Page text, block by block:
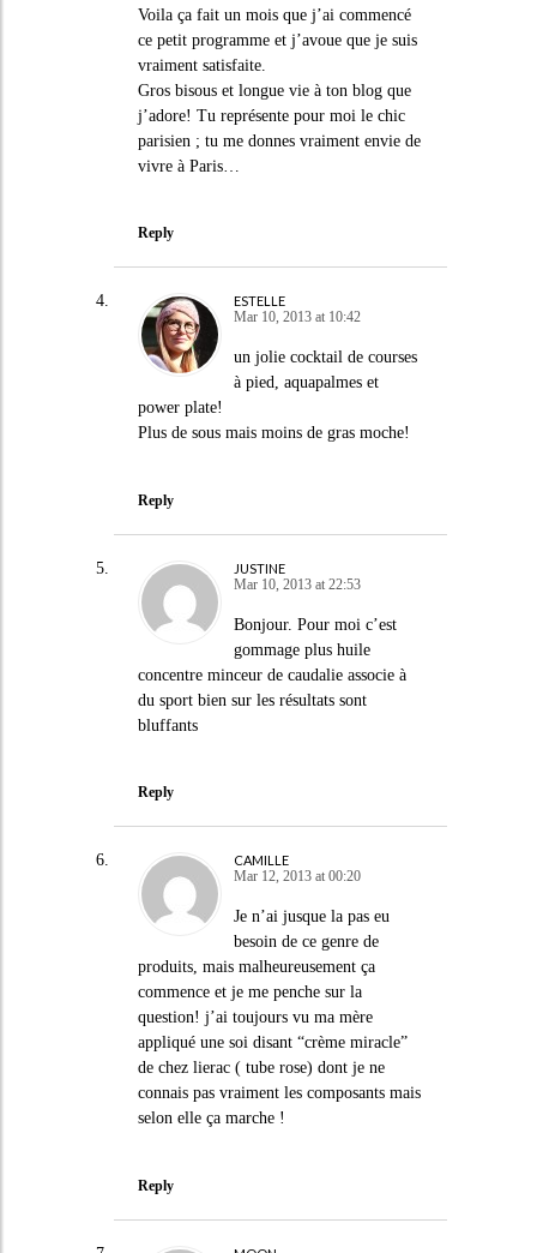
Voila ça fait un mois que j’ai commencé
ce petit programme et j’avoue que je suis
vraiment satisfaite.
Gros bisous et longue vie à ton blog que
j’adore! Tu représente pour moi le chic
parisien ; tu me donnes vraiment envie de
vivre à Paris…
Reply
ESTELLE
Mar 10, 2013 at 10:42
un jolie cocktail de courses
à pied, aquapalmes et
power plate!
Plus de sous mais moins de gras moche!
Reply
JUSTINE
Mar 10, 2013 at 22:53
Bonjour. Pour moi c’est
gommage plus huile
concentre minceur de caudalie associe à
du sport bien sur les résultats sont
bluffants
Reply
CAMILLE
Mar 12, 2013 at 00:20
Je n’ai jusque la pas eu
besoin de ce genre de
produits, mais malheureusement ça
commence et je me penche sur la
question! j’ai toujours vu ma mère
appliqué une soi disant “crème miracle”
de chez lierac ( tube rose) dont je ne
connais pas vraiment les composants mais
selon elle ça marche !
Reply